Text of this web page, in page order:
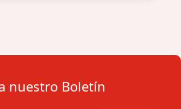
nuestro Boletín